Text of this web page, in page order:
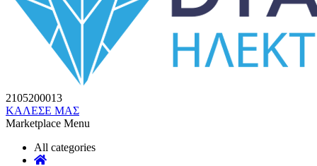
2105200013
ΚΑΛΕΣΕ ΜΑΣ
Marketplace Menu
All categories